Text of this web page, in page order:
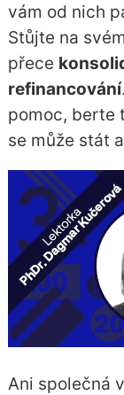
vám od nich
Stůjte na
přece
refinancování
pomoc, berte
se může stát
Ani společná